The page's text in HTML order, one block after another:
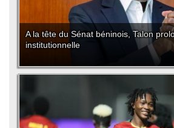
A la tête du Sénat béninois, Talon
institutionnelle